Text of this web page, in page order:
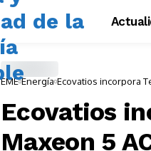
EME Energía Ecovatios incorpora
Ecovatios
Maxeon 5